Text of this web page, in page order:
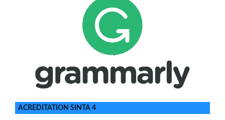
ACREDITATION SINTA 4